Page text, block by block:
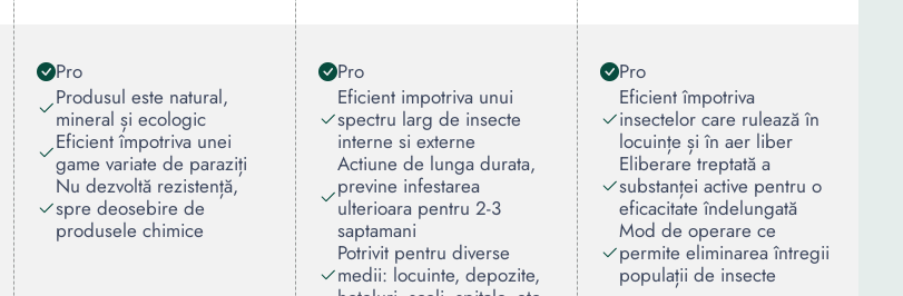
Pro
Produsul este natural,
mineral și ecologic
Eficient împotriva unei
game variate de paraziți
Nu dezvoltă rezistență,
spre deosebire de
produsele chimice
Pro
Eficient impotriva unui
spectru larg de insecte
interne si externe
Actiune de lunga durata,
previne infestarea
ulterioara pentru 2-3
saptamani
Potrivit pentru diverse
medii: locuinte, depozite,
Pro
Eficient împotriva
insectelor care rulează în
locuințe și în aer liber
Eliberare treptată a
substanței active pentru o
eficacitate îndelungată
Mod de operare ce
permite eliminarea întregii
populații de insecte